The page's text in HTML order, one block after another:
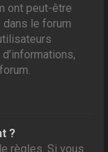
ont peut-être
le forum
?
règles. Si vous